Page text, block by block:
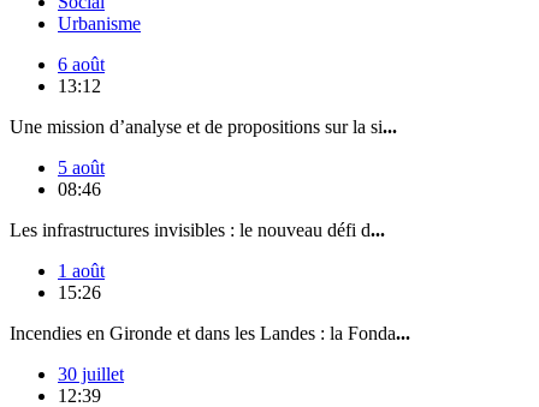
Urbanisme
6 août
13:12
Une mission d’analyse et de propositions sur la si...
5 août
08:46
Les infrastructures invisibles : le nouveau défi d...
1 août
15:26
Incendies en Gironde et dans les Landes : la Fonda...
30 juillet
12:39